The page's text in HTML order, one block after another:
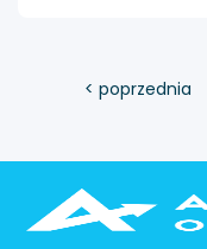
< poprzednia